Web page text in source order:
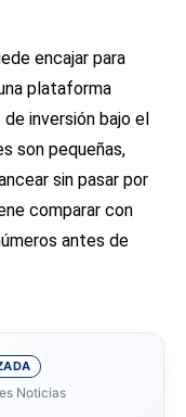
encajar para
plataforma
inversión bajo el
son pequeñas,
sin pasar por
comparar con
antes de
Noticias